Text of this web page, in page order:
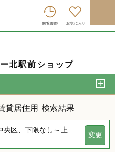
北駅前ショップ
貸居住用 検索結果
指定なし、指定しない、下限なし～上限なし、指定なし
変更
ップへ